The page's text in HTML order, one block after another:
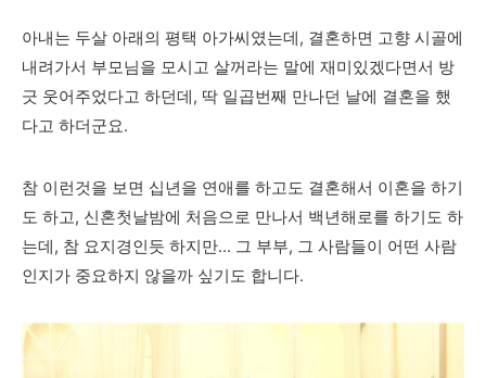
아내는 두살 아래의 평택 아가씨였는데, 결혼하면 고향 시골에
내려가서 부모님을 모시고 살꺼라는 말에 재미있겠다면서 방
긋 웃어주었다고 하던데, 딱 일곱번째 만나던 날에 결혼을 했
다고 하더군요.
참 이런것을 보면 십년을 연애를 하고도 결혼해서 이혼을 하기
도 하고, 신혼첫날밤에 처음으로 만나서 백년해로를 하기도 하
는데, 참 요지경인듯 하지만... 그 부부, 그 사람들이 어떤 사람
인지가 중요하지 않을까 싶기도 합니다.